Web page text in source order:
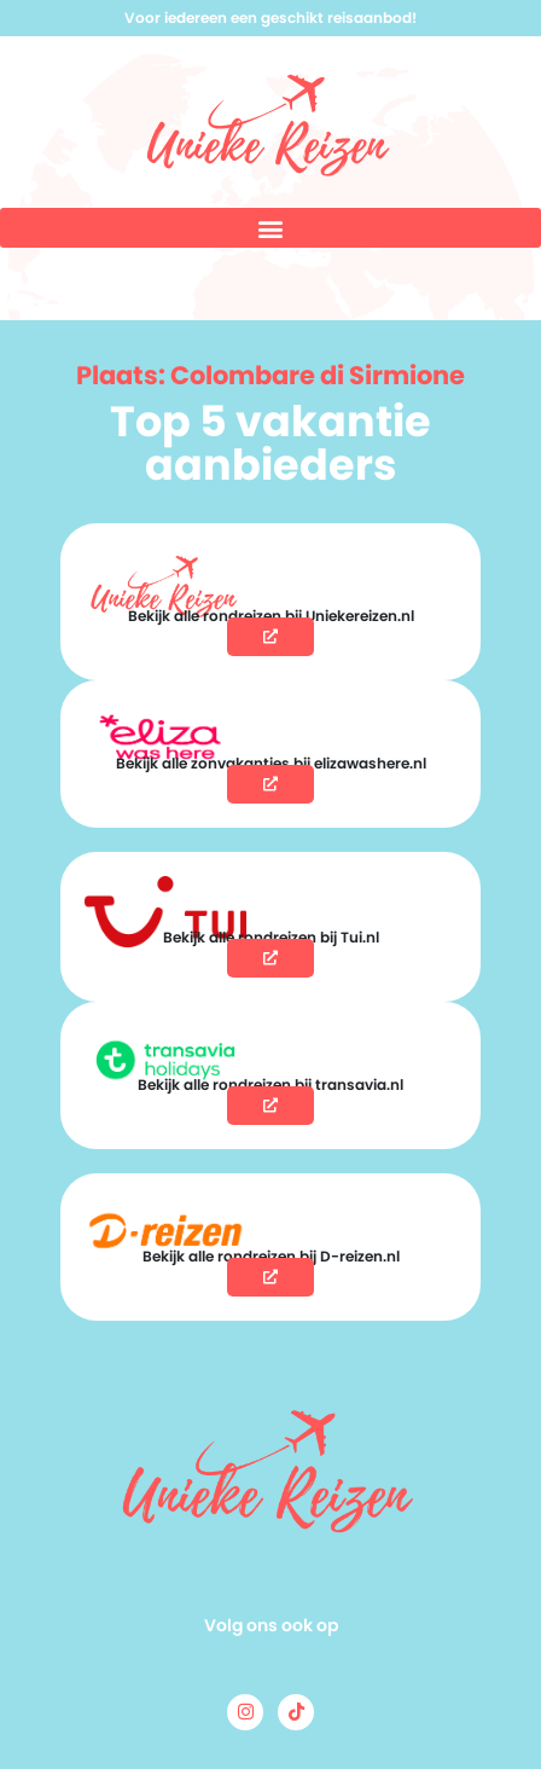
Voor iedereen een geschikt reisaanbod!
Plaats: Colombare di Sirmione
Top 5 vakantie
aanbieders
Bekijk alle rondreizen bij Uniekereizen.nl
Bekijk alle zonvakanties bij elizawashere.nl
Bekijk alle rondreizen bij Tui.nl
Bekijk alle rondreizen bij transavia.nl
Bekijk alle rondreizen bij D-reizen.nl
Volg ons ook op